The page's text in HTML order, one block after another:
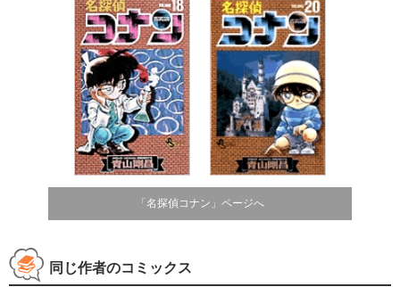
「名探偵コナン」ページへ
同じ作者のコミックス